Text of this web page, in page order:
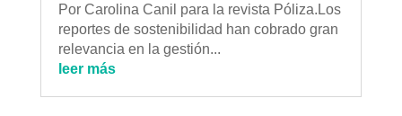
Por Carolina Canil para la revista Póliza.Los
reportes de sostenibilidad han cobrado gran
relevancia en la gestión...
leer más